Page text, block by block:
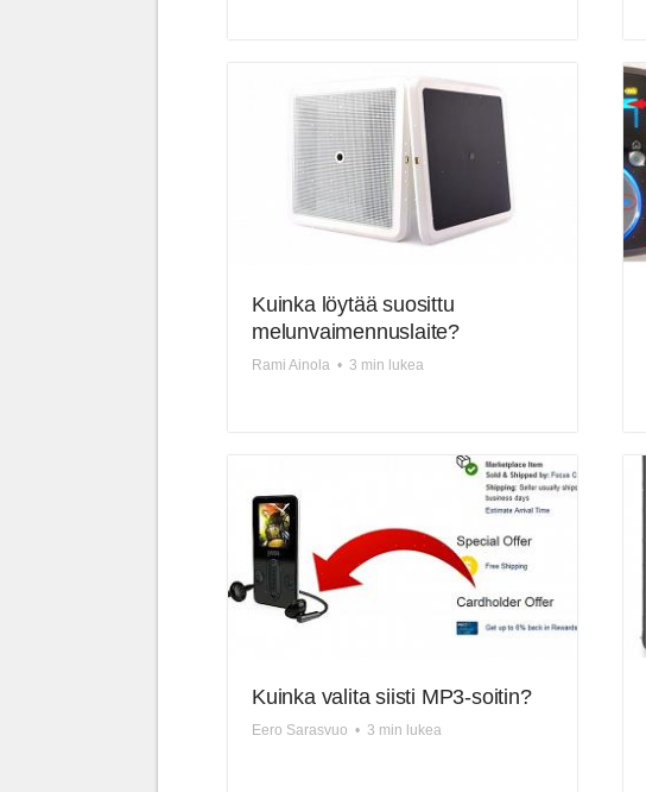
Kuinka löytää suosittu
melunvaimennuslaite?
Rami Ainola • 3 min lukea
Kuinka valita siisti MP3-soitin?
Eero Sarasvuo • 3 min lukea